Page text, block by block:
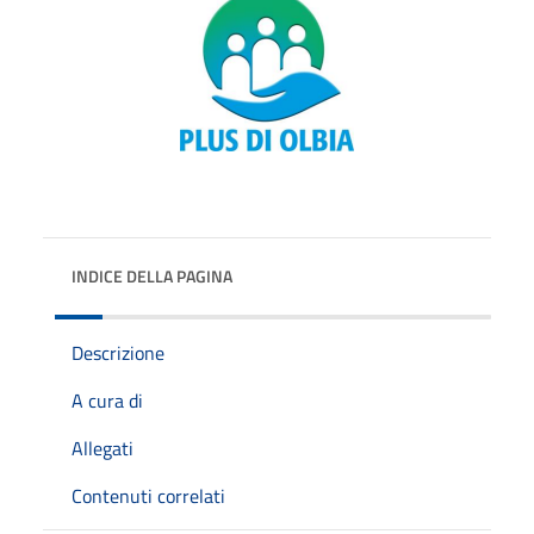
INDICE DELLA PAGINA
Descrizione
A cura di
Allegati
Contenuti correlati